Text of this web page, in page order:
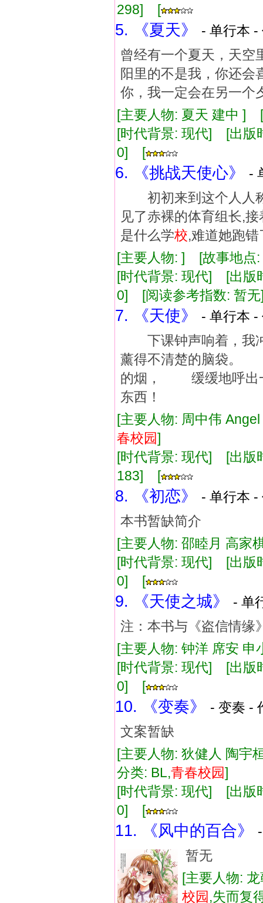
298] [
5. 《夏天》
- 单行本
曾经有一个夏天，天空
阳里的不是我，你还会
你，我一定会在另一
[主要人物: 夏天 建中 ]
[时代背景: 现代] [出
0] [
6. 《挑战天使心》
-
初初来到这个人人
见了赤裸的体育组长,
是什么学校,难道她跑错
[主要人物: ] [故事地
[时代背景: 现代] [出
0] [阅读参考指数: 暂无
7. 《天使》
- 单行本
下课钟声响着，
薰得不清楚的脑袋
的烟， 缓缓地呼出
东西！
[主要人物: 周中伟
春校园]
[时代背景: 现代] [出
183] [
8. 《初恋》
- 单行本
本书暂缺简介
[主要人物: 邵睦月 高
[时代背景: 现代] [出
0] [
9. 《天使之城》
- 单
注：本书与《盗信情
[主要人物: 钟洋 席安
[时代背景: 现代] [出
0] [
10. 《变奏》
- 变奏 -
文案暂缺
[主要人物: 狄健人 陶
分类: BL,青春校园]
[时代背景: 现代] [出
0] [
11. 《风中的百合》
暂无
[主要人物:
校园,失而